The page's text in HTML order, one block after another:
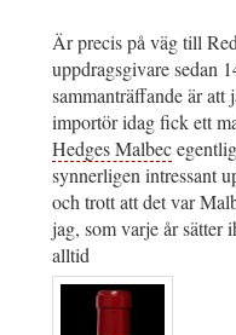
Är precis på väg till
uppdragsgivare sedan
sammanträffande är att
importör idag fick ett
Hedges Malbec
synnerligen intressant
och trott att det var
jag, som varje år sätter
alltid